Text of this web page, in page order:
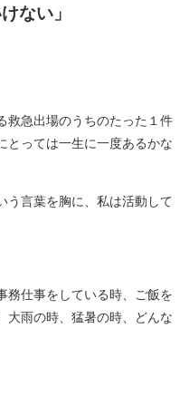
ない」
救急出場のうちのたった１件
とっては一生に一度あるかな
う言葉を胸に、私は活動して
務仕事をしている時、ご飯を
大雨の時、猛暑の時、どんな